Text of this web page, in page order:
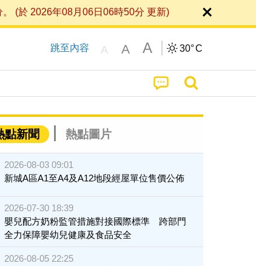
(於 2026年08月06日06時50分 更新)
跳至內容 A A A 30°C
點新聞 熱點圖片
2026-08-03 09:01
新城A區A1至A4及A12地段經屋單位售價公佈
2026-07-30 18:39
嬰兒配方奶粉監管措施對接國際標準 跨部門
全力保障嬰幼兒健康及食品安全
2026-08-05 22:25